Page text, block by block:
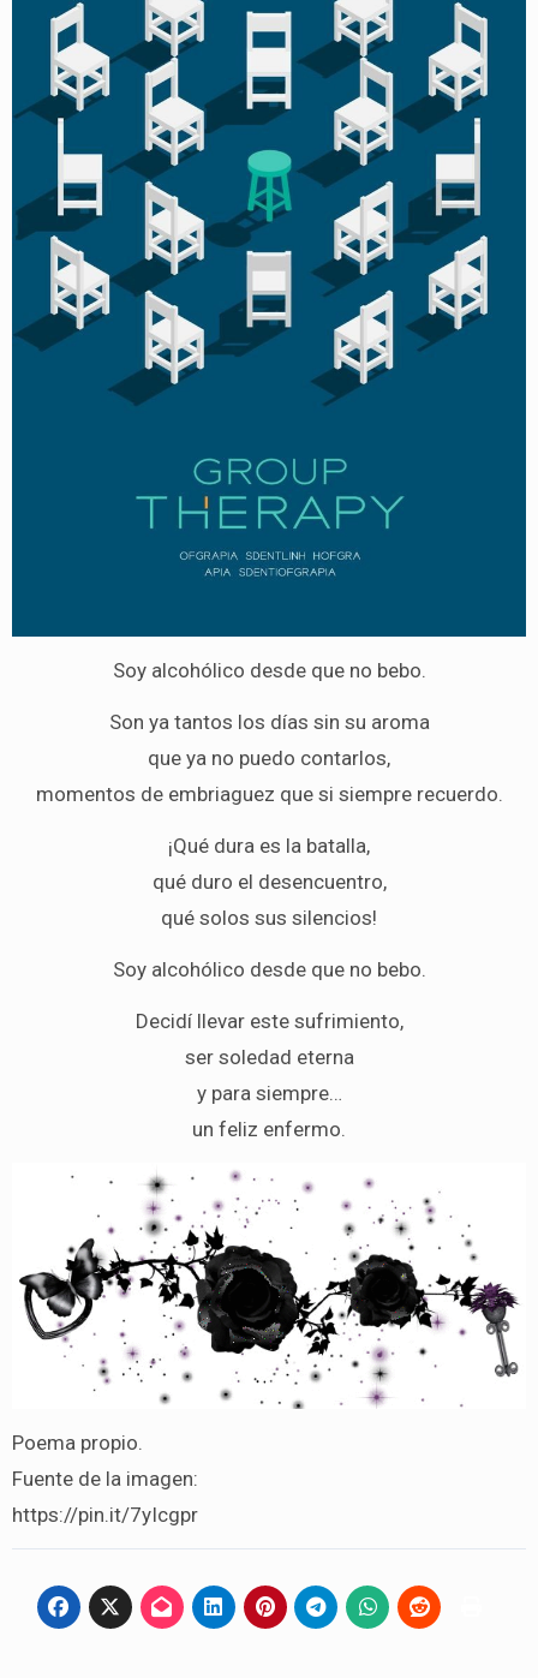
Soy alcohólico desde que no bebo.
Son ya tantos los días sin su aroma
que ya no puedo contarlos,
momentos de embriaguez que si siempre recuerdo.
¡Qué dura es la batalla,
qué duro el desencuentro,
qué solos sus silencios!
Soy alcohólico desde que no bebo.
Decidí llevar este sufrimiento,
ser soledad eterna
y para siempre…
un feliz enfermo.
Poema propio.
Fuente de la imagen:
https://pin.it/7yIcgpr